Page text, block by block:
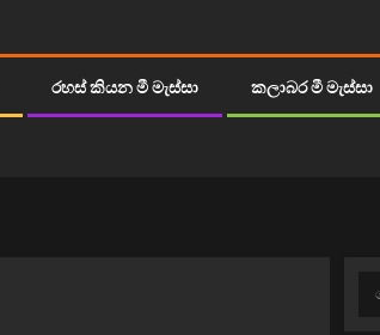
රහස් කියන මී මැස්සා කලාබර මී මැස්සා